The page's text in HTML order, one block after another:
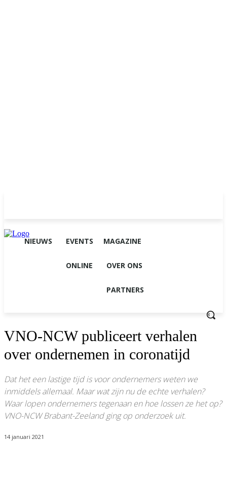
NIEUWS EVENTS MAGAZINE
ONLINE OVER ONS
PARTNERS
VNO-NCW publiceert verhalen
over ondernemen in coronatijd
Dat het een lastige tijd is voor ondernemers weten we
inmiddels allemaal. Maar wat zijn nu de echte verhalen?
Waar lopen ondernemers tegenaan en hoe lossen ze het op?
VNO-NCW Brabant-Zeeland ging op onderzoek uit.
14 januari 2021